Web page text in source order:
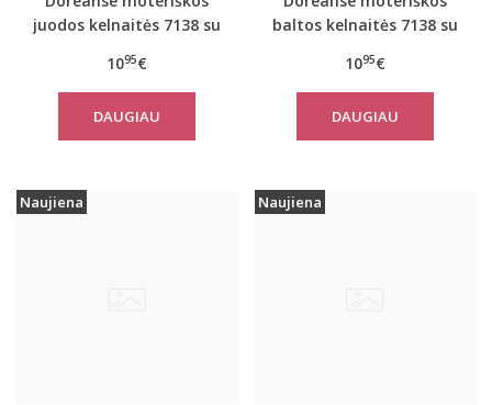
juodos kelnaitės 7138 su
1095€
DAUGIAU
baltos kelnaitės 7138 su
1095€
DAUGIAU
Naujiena Naujiena